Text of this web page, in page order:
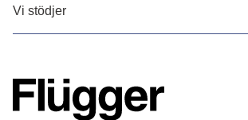
Vi stödjer